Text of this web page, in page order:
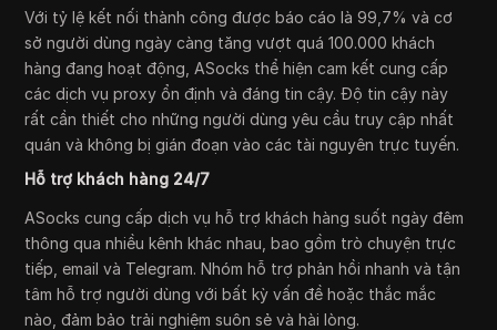
Với tỷ lệ kết nối thành công được báo cáo là 99,7% và cơ
sở người dùng ngày càng tăng vượt quá 100.000 khách
hàng đang hoạt động, ASocks thể hiện cam kết cung cấp
các dịch vụ proxy ổn định và đáng tin cậy. Độ tin cậy này
rất cần thiết cho những người dùng yêu cầu truy cập nhất
quán và không bị gián đoạn vào các tài nguyên trực tuyến.
Hỗ trợ khách hàng 24/7
ASocks cung cấp dịch vụ hỗ trợ khách hàng suốt ngày đêm
thông qua nhiều kênh khác nhau, bao gồm trò chuyện trực
tiếp, email và Telegram. Nhóm hỗ trợ phản hồi nhanh và tận
tâm hỗ trợ người dùng với bất kỳ vấn đề hoặc thắc mắc
nào, đảm bảo trải nghiệm suôn sẻ và hài lòng.